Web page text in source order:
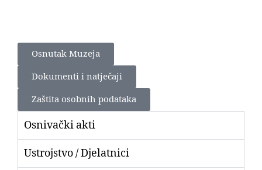
Osnutak Muzeja
Dokumenti i natječaji
Zaštita osobnih podataka
Osnivački akti
Ustrojstvo / Djelatnici